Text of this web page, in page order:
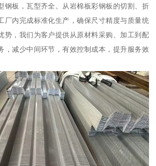
钢板，瓦型齐全。从岩棉板彩钢板的切割、折
厂内完成标准化生产，确保尺寸精度与质量统
势，我们为客户提供从原材料采购、加工到配
，减少中间环节，有效控制成本，提升服务效